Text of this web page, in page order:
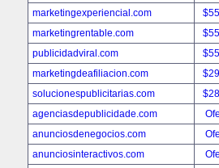
marketingexperiencial.com
marketingrentable.com
publicidadviral.com
marketingdeafiliacion.com
solucionespublicitarias.com
agenciasdepublicidade.com
anunciosdenegocios.com
anunciosinteractivos.com